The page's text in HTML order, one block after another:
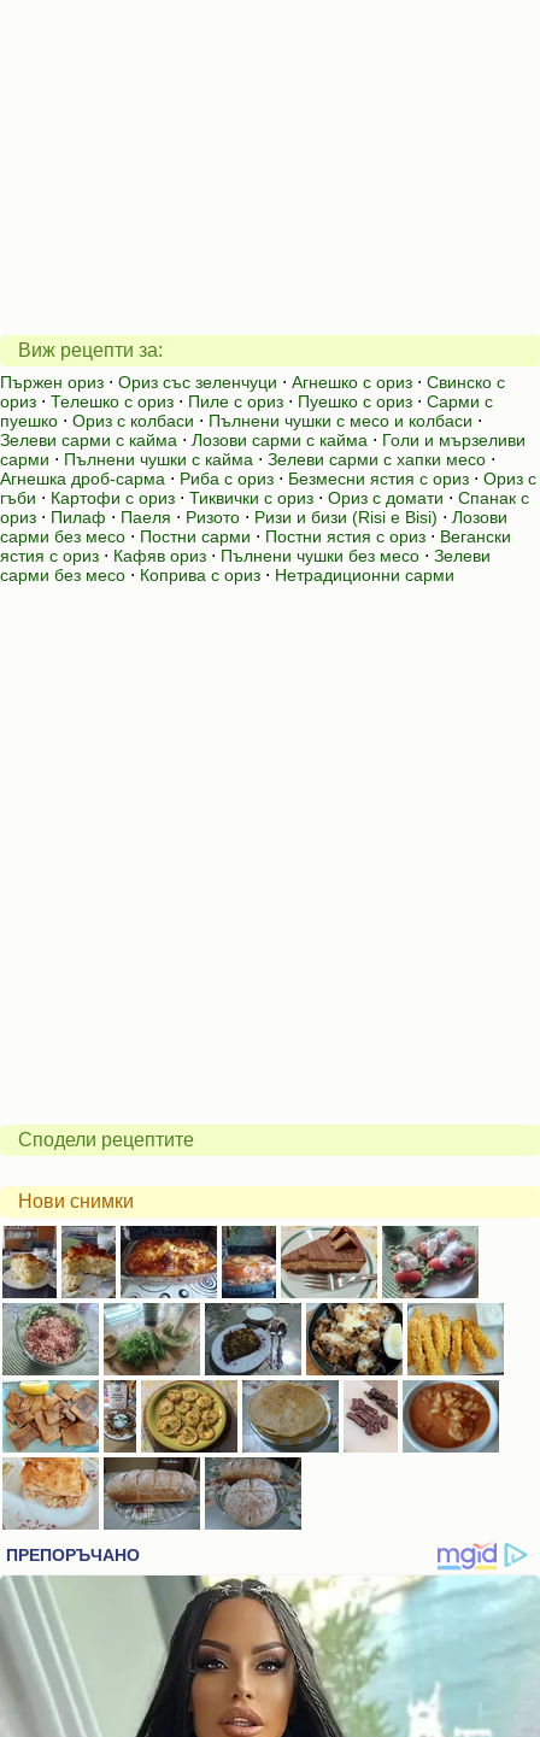
Виж рецепти за:
Пържен ориз ⋅ Ориз със зеленчуци ⋅ Агнешко с ориз ⋅ Свинско с
ориз ⋅ Телешко с ориз ⋅ Пиле с ориз ⋅ Пуешко с ориз ⋅ Сарми с
пуешко ⋅ Ориз с колбаси ⋅ Пълнени чушки с месо и колбаси ⋅
Зелеви сарми с кайма ⋅ Лозови сарми с кайма ⋅ Голи и мързеливи
сарми ⋅ Пълнени чушки с кайма ⋅ Зелеви сарми с хапки месо ⋅
Агнешка дроб-сарма ⋅ Риба с ориз ⋅ Безмесни ястия с ориз ⋅ Ориз с
гъби ⋅ Картофи с ориз ⋅ Тиквички с ориз ⋅ Ориз с домати ⋅ Спанак с
ориз ⋅ Пилаф ⋅ Паеля ⋅ Ризото ⋅ Ризи и бизи (Risi e Bisi) ⋅ Лозови
сарми без месо ⋅ Постни сарми ⋅ Постни ястия с ориз ⋅ Вегански
ястия с ориз ⋅ Кафяв ориз ⋅ Пълнени чушки без месо ⋅ Зелеви
сарми без месо ⋅ Коприва с ориз ⋅ Нетрадиционни сарми
Сподели рецептите
Нови снимки